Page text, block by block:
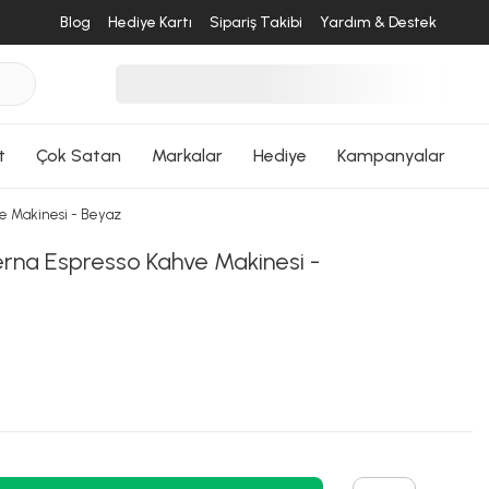
Blog Hediye Kartı Sipariş Takibi Yardım & Destek
Çok Satan Markalar Hediye Kampanyalar
Dön
Makinesi - Beyaz
Espresso Kahve Makinesi -